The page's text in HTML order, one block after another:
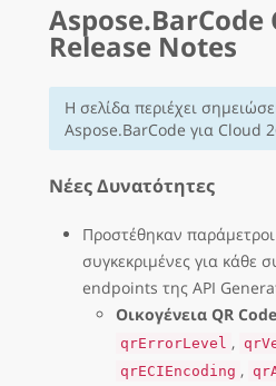
Aspose.BarCode
Release Notes
Η σελίδα περιέχει
Aspose.BarCode για Cloud
Νέες Δυνατότητες
Προστέθηκαν
συγκεκριμένες για κάθε
endpoints της API
Οικογένεια QR Code
qrErrorLevel ,
qrECIEncoding ,